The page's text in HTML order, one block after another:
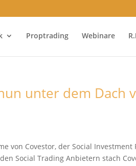
Proptrading Webinare
unter dem Dach
von Covestor, der Social
Social Trading Anbietern stach